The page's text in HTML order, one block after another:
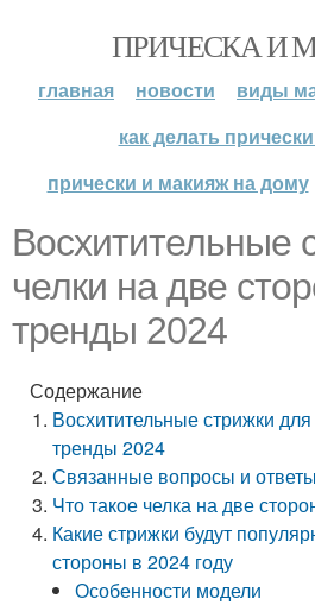
ПРИЧЕСКА И
главная новости
виды
как делать
прически и макияж на дому
Восхитительные
челки на две
тренды 2024
Содержание
Восхитительные стрижки
тренды 2024
Связанные вопросы и ответы
Что такое челка на две
Какие стрижки будут
стороны в 2024 году
Особенности модели